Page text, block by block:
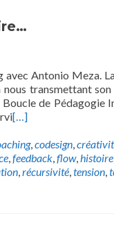
Antonio Meza.
transmettant son
de Pédagogie
[…]
,codesign,
,feedback,flow,histoire
,récursivité,tension,